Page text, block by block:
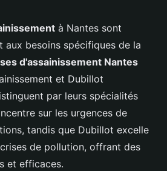
à Nantes sont
aux besoins spécifiques de la
d'assainissement Nantes
et Dubillot
par leurs spécialités
sur les urgences de
tandis que Dubillot excelle
de pollution, offrant des
et efficaces.